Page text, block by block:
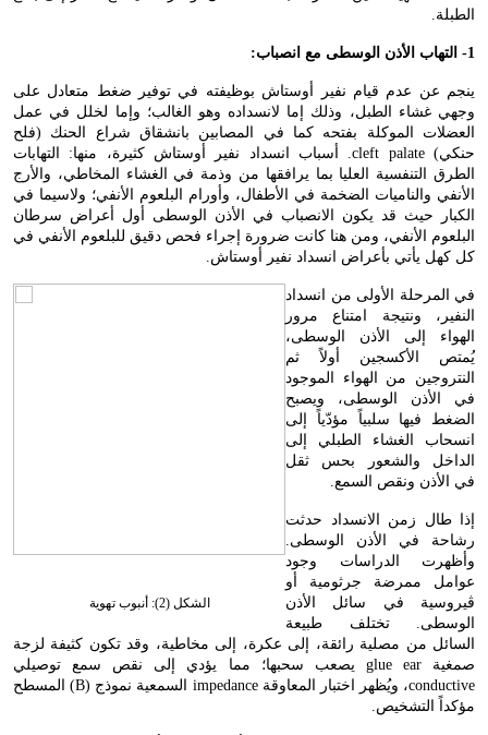
الطبلة.
1- التهاب الأذن الوسطى مع انصباب:
ينجم عن عدم قيام نفير أوستاش بوظيفته في توفير ضغط متعادل على
وجهي غشاء الطبل، وذلك إما لانسداده وهو الغالب؛ وإما لخلل في عمل
العضلات الموكلة بفتحه كما في المصابين بانشقاق شراع الحنك (فلح
حنكي)cleft palate. أسباب انسداد نفير أوستاش كثيرة، منها: التهابات
الطرق التنفسية العليا بما يرافقها من وذمة في الغشاء المخاطي، والأرج
الأنفي والناميات الضخمة في الأطفال، وأورام البلعوم الأنفي؛ ولاسيما في
الكبار حيث قد يكون الانصباب في الأذن الوسطى أول أعراض سرطان
البلعوم الأنفي، ومن هنا كانت ضرورة إجراء فحص دقيق للبلعوم الأنفي في
كل كهل يأتي بأعراض انسداد نفير أوستاش.
الشكل (2): أنبوب تهوية
في المرحلة الأولى من انسداد
النفير، ونتيجة امتناع مرور
الهواء إلى الأذن الوسطى،
يُمتص الأكسجين أولاً ثم
النتروجين من الهواء الموجود
في الأذن الوسطى، ويصبح
الضغط فيها سلبياً مؤدّياً إلى
انسحاب الغشاء الطبلي إلى
الداخل والشعور بحس ثقل
في الأذن ونقص السمع.
إذا طال زمن الانسداد حدثت
رشاحة في الأذن الوسطى.
وأظهرت الدراسات وجود
عوامل ممرضة جرثومية أو
ڤيروسية في سائل الأذن
الوسطى. تختلف طبيعة
السائل من مصلية رائقة، إلى عكرة، إلى مخاطية، وقد تكون كثيفة لزجة
صمغيةglue ear يصعب سحبها؛ مما يؤدي إلى نقص سمع توصيلي
conductive، ويُظهر اختبار المعاوقةimpedance السمعية نموذج (B) المسطح
مؤكداً التشخيص.